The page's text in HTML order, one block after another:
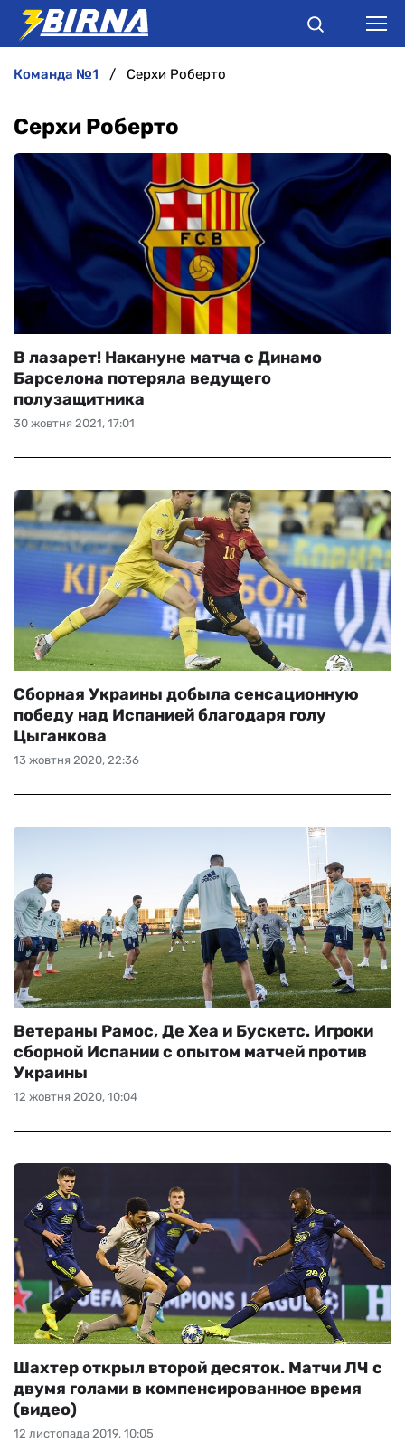
АНАЛІТИКА
ІНТЕРВ'Ю
РІЗНЕ
БУКМЕКЕРИ
команда №1 Серхи Роберто
Серхи Роберто
30 жовтня 2021, 17:01
В лазарет! Накануне матча с Динамо
Барселона потеряла ведущего
полузащитника
13 жовтня 2020, 22:36
Сборная Украины добыла сенсационную
победу над Испанией благодаря голу
Цыганкова
12 жовтня 2020, 10:04
Ветераны Рамос, Де Хеа и Бускетс. Игроки
сборной Испании с опытом матчей против
Украины
12 листопада 2019, 10:05
Шахтер открыл второй десяток. Матчи ЛЧ с
двумя голами в компенсированное время
(видео)